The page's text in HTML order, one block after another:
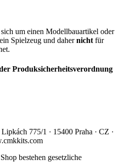
um einen Modellbauartikel oder
Spielzeug und dahernicht für
Produksicherheitsverordnung
775/1 · 15400 Praha · CZ ·
bestehen gesetzliche